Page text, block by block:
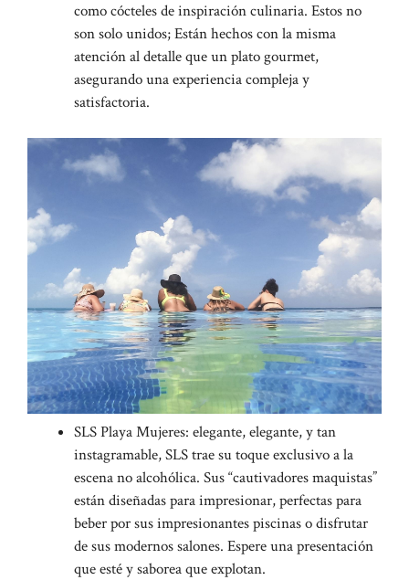
como cócteles de inspiración culinaria. Estos no
son solo unidos; Están hechos con la misma
atención al detalle que un plato gourmet,
asegurando una experiencia compleja y
satisfactoria.
SLS Playa Mujeres: elegante, elegante, y tan
instagramable, SLS trae su toque exclusivo a la
escena no alcohólica. Sus “cautivadores maquistas”
están diseñadas para impresionar, perfectas para
beber por sus impresionantes piscinas o disfrutar
de sus modernos salones. Espere una presentación
que esté y saborea que explotan.